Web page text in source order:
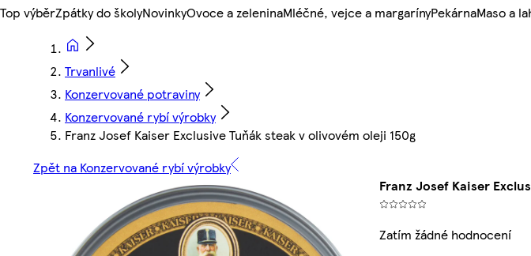
Top výběrZpátky do školyNovinkyOvoce a zeleninaMléčné, vejce a margarínyPekárnaMaso a
Trvanlivé
Konzervované potraviny
Konzervované rybí výrobky
Franz Josef Kaiser Exclusive Tuňák steak v olivovém oleji 150g
Zpět na Konzervované rybí výrobky
Franz Josef Kaiser
Zatím žádné hodnocení